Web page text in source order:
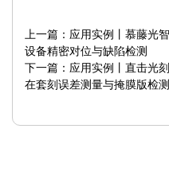
上一篇： 应用实例丨慕藤光
设备精密对位与缺陷检测
下一篇： 应用实例丨直击光
在套刻误差测量与掩膜版检